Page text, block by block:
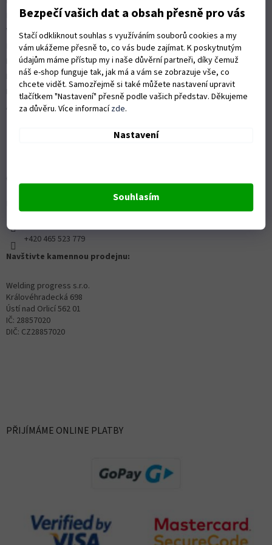
Bezpečí vašich dat a obsah přesně pro vás
Stačí odkliknout souhlas s využíváním souborů cookies a my
vám ukážeme přesně to, co vás bude zajímat. K poskytnutým
údajům máme přístup my i naše důvěrní partneři, díky čemuž
náš e-shop funguje tak, jak má a vám se zobrazuje vše, co
chcete vidět. Samozřejmě si také můžete nastavení upravit
tlačítkem "Nastavení" přesně podle vašich představ. Děkujeme
za důvěru. Více informacízde.
Nastavení
Souhlasím
Platební možnosti
Vrácení zboží a reklamace
Nákup na splátky
ISO 9001:2015
Politika kvality
Předváděcí stroje Husqvarna
Autorizovaný servis Husqvarna
+420 465 523 779
Navštivte kamennou prodejnu:
Welding progress s.r.o.
Královéhradecká 698
Ústí nad Orlicí 562 01
IČ: 28857020
DIČ: CZ28857020
PŘIJÍMÁME ONLINE PLATBY